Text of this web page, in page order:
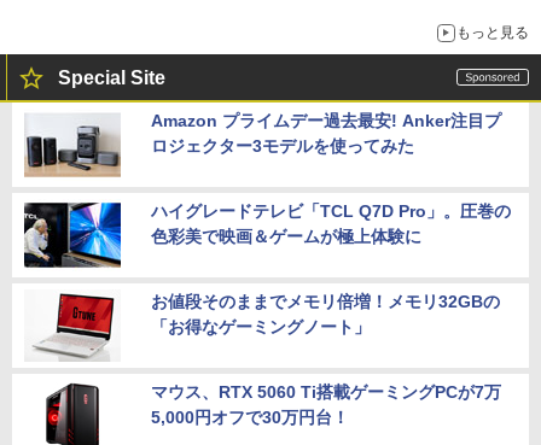
もっと見る
Special Site
Amazon プライムデー過去最安! Anker注目プ
ロジェクター3モデルを使ってみた
ハイグレードテレビ「TCL Q7D Pro」。圧巻の
色彩美で映画＆ゲームが極上体験に
お値段そのままでメモリ倍増！メモリ32GBの
「お得なゲーミングノート」
マウス、RTX 5060 Ti搭載ゲーミングPCが7万
5,000円オフで30万円台！